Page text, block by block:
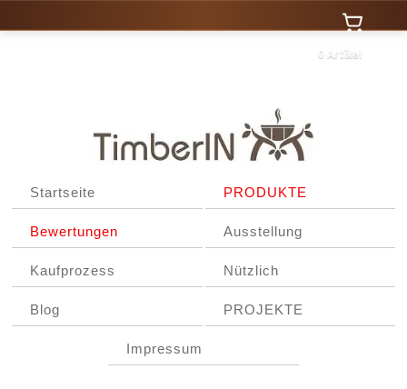
0 Artikel
Startseite PRODUKTE
Bewertungen Ausstellung
Kaufprozess Nützlich
Blog PROJEKTE
Impressum